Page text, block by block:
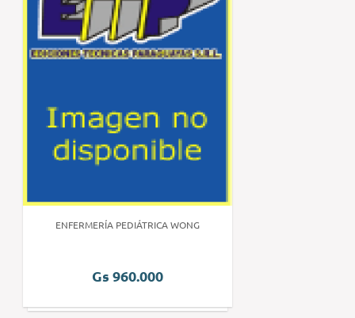
ENFERMERÍA PEDIÁTRICA WONG
Gs 960.000